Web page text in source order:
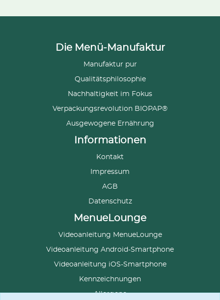
Die Menü-Manufaktur
Manufaktur pur
Qualitätsphilosophie
Nachhaltigkeit im Fokus
Verpackungsrevolution BIOPAP®
Ausgewogene Ernährung
Informationen
Kontakt
Impressum
AGB
Datenschutz
MenueLounge
Videoanleitung MenueLounge
Videoanleitung Android-Smartphone
Videoanleitung iOS-Smartphone
Kennzeichnungen
Allergene